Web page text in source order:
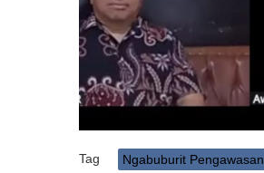
Tag Ngabuburit Pengawasan